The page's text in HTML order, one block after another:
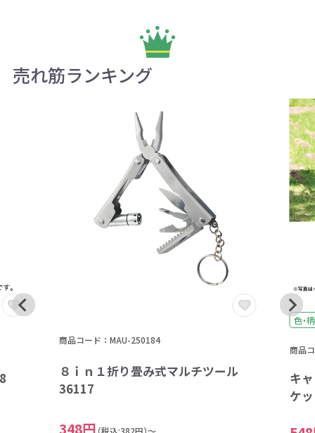
売れ筋ランキング
商品コード：MAU-250184
８ｉｎ１折り畳み式マルチツール
36117
348円 （税込:382円）～
色・
商品
キ
ケ